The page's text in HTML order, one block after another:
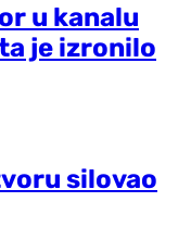
u kanalu
je izronilo
silovao